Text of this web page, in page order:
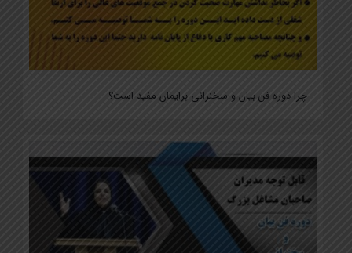
چرا دوره فن بیان و سخنرانی برایمان مفید است؟